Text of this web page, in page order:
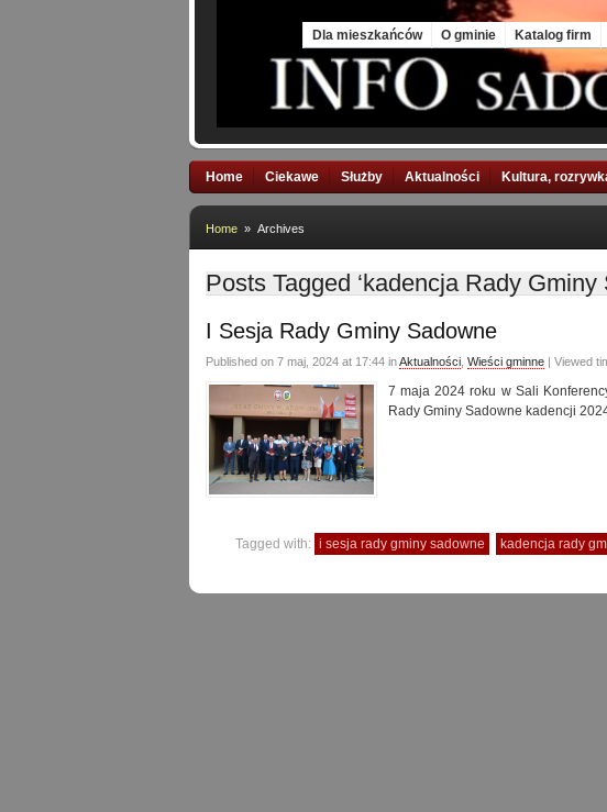
Dla mieszkańców O gminie Katalog firm
Home Ciekawe Służby Aktualności Kultura,
Home » Archives
Posts Tagged ‘kadencja Rady Gminy
I Sesja Rady Gminy Sadowne
Published on 7 maj, 2024 at 17:44 inAktualności Wieści gminne | Viewed
7 maja 2024 roku w Sali
Rady Gminy Sadowne kadencji
Tagged with: i sesja rady gminy sadowne kadencja rady